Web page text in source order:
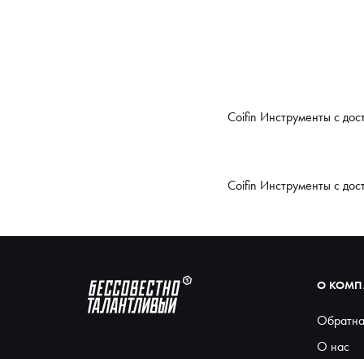
Coifin Инструменты с
Coifin Инструменты с
О
О нас